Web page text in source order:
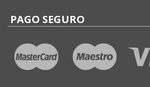
PAGO SEGURO